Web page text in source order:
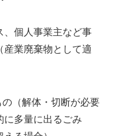
、個人事業主など事
産業廃棄物として適
（解体・切断が必要
に多量に出るごみ